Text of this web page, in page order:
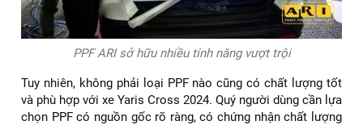
PPF ARI sở hữu nhiều tính năng vượt trội
Tuy nhiên, không phải loại PPF nào cũng có chất lượng tốt
và phù hợp với xe Yaris Cross 2024. Quý người dùng cần lựa
chọn PPF có nguồn gốc rõ ràng, có chứng nhận chất lượng